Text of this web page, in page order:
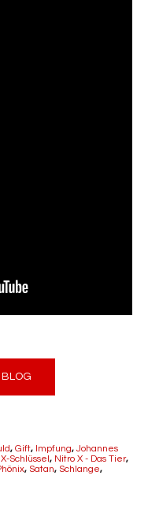
, Gift, Impfung, Johannes
Schlüssel, Nitro X - Das Tier,
, Satan, Schlange,